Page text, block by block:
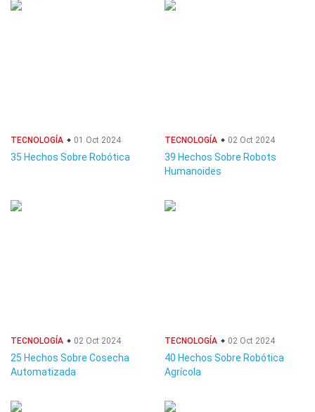
TECNOLOGÍA 01 Oct 2024
35 Hechos Sobre Robótica
TECNOLOGÍA 02 Oct 2024
39 Hechos Sobre Robots
Humanoides
TECNOLOGÍA 02 Oct 2024
25 Hechos Sobre Cosecha
Automatizada
TECNOLOGÍA 02 Oct 2024
40 Hechos Sobre Robótica
Agrícola